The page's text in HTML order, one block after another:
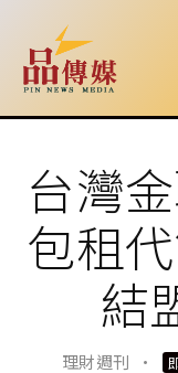
台灣
包租
結
理財週刊 ·